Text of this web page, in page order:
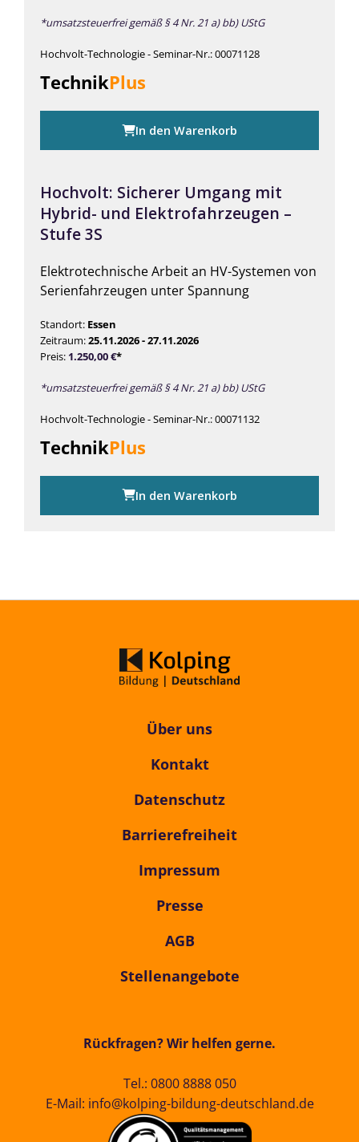
*umsatzsteuerfrei gemäß § 4 Nr. 21 a) bb) UStG
Hochvolt-Technologie - Seminar-Nr.: 00071128
TechnikPlus
In den Warenkorb
Hochvolt: Sicherer Umgang mit
Hybrid- und Elektrofahrzeugen –
Stufe 3S
Elektrotechnische Arbeit an HV-Systemen von
Serienfahrzeugen unter Spannung
Standort: Essen
Zeitraum:25.11.2026 - 27.11.2026
Preis: 1.250,00€*
*umsatzsteuerfrei gemäß § 4 Nr. 21 a) bb) UStG
Hochvolt-Technologie - Seminar-Nr.: 00071132
TechnikPlus
In den Warenkorb
Über uns
Kontakt
Datenschutz
Barrierefreiheit
Impressum
Presse
AGB
Stellenangebote
Rückfragen? Wir helfen gerne.
Tel.: 0800 8888 050
E-Mail: info@kolping-bildung-deutschland.de